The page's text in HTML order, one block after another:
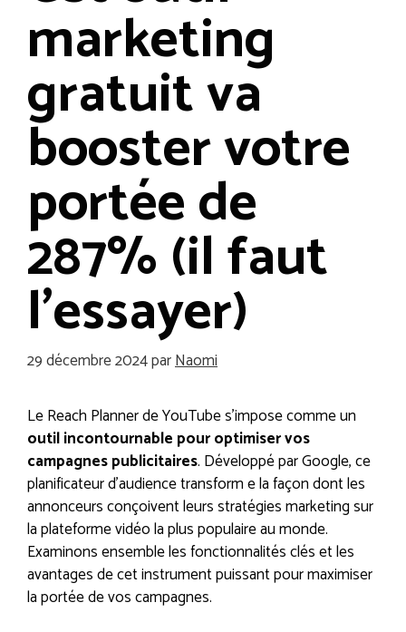
marketing
gratuit va
booster votre
portée de
287% (il faut
l’essayer)
29 décembre 2024parNaomi
Le Reach Planner de YouTube s’impose comme un
outil incontournable pour optimiser vos
campagnes publicitaires. Développé par Google, ce
planificateur d’audience transform e la façon dont les
annonceurs conçoivent leurs stratégies marketing sur
la plateforme vidéo la plus populaire au monde.
Examinons ensemble les fonctionnalités clés et les
avantages de cet instrument puissant pour maximiser
la portée de vos campagnes.